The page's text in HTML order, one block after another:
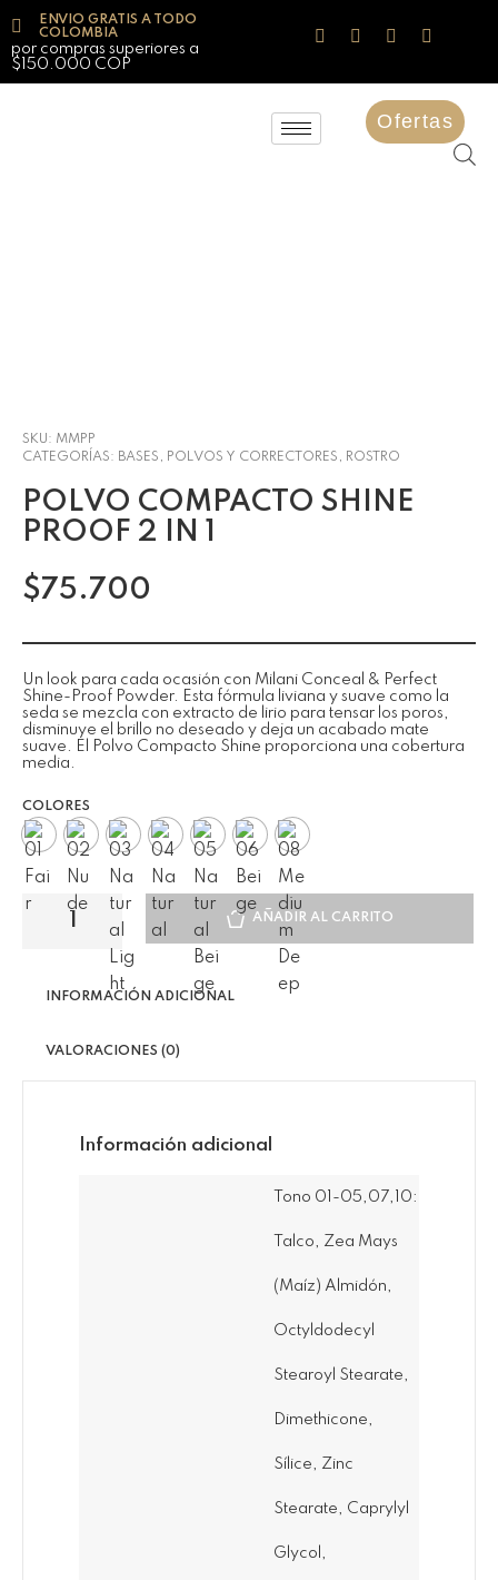
ENVIO GRATIS A TODO
COLOMBIA
por compras superiores a
$150.000 COP
Ofertas
SKU: MMPP
CATEGORÍAS: BASES, POLVOS Y CORRECTORES , ROSTRO
POLVO COMPACTO SHINE
PROOF 2 IN 1
$75.700
Un look para cada ocasión con Milani Conceal & Perfect
Shine-Proof Powder. Esta fórmula liviana y suave como la
seda se mezcla con extracto de lirio para tensar los poros,
disminuye el brillo no deseado y deja un acabado mate
suave. El Polvo Compacto Shine proporciona una cobertura
media.
COLORES
AÑADIR AL CARRITO
INFORMACIÓN ADICIONAL
VALORACIONES (0)
Información adicional
Tono 01-05,07,10:
Talco, Zea Mays
(Maíz) Almidón,
Octyldodecyl
Stearoyl Stearate,
Dimethicone,
Sílice, Zinc
Stearate, Caprylyl
Glycol,